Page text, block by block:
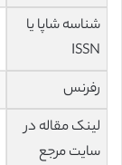
شناسه شاپا یا
ISSN
رفرنس
لینک مقاله در
سایت مرجع